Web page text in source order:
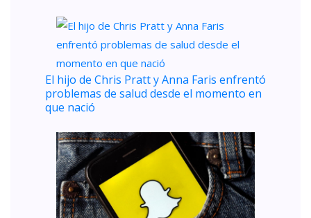
El hijo de Chris Pratt y Anna Faris enfrentó
problemas de salud desde el momento en
que nació